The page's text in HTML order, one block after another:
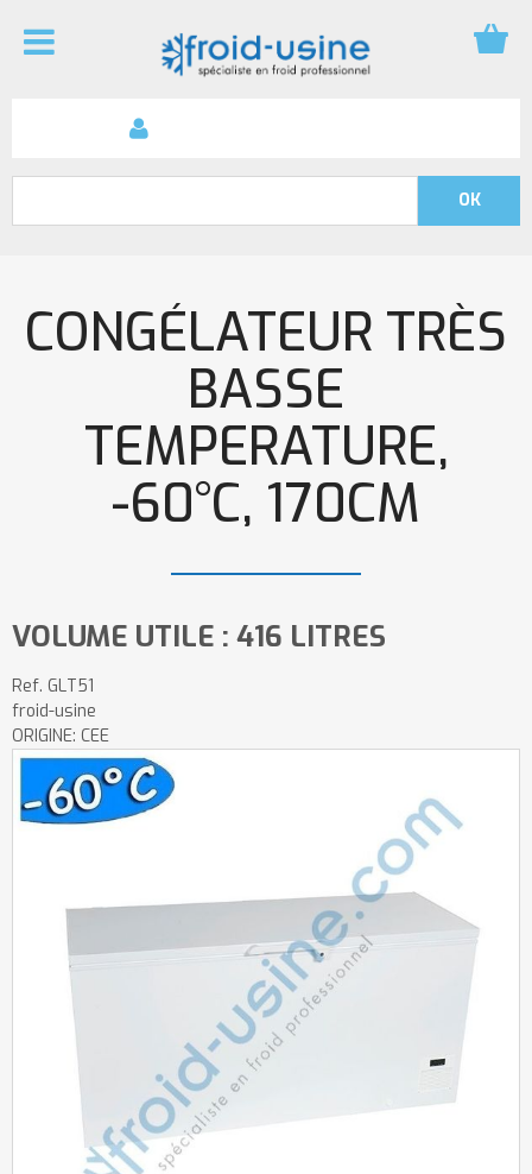
CONGÉLATEUR TRÈS
BASSE
TEMPERATURE,
-60°C, 170CM
VOLUME UTILE : 416 LITRES
Ref. GLT51
froid-usine
ORIGINE: CEE